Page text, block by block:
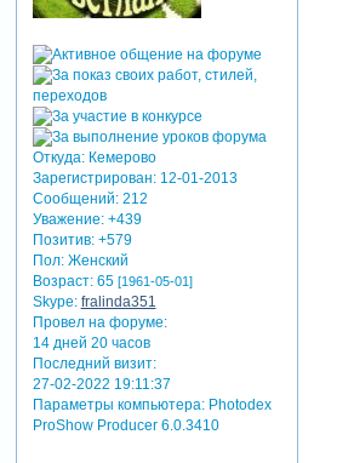
Откуда:Кемерово
Зарегистрирован: 12-01-2013
Сообщений:212
Уважение: +439
Позитив: +579
Пол:Женский
Возраст:65 [1961-05-01]
Skype: fralinda351
Провел на форуме:
14 дней 20 часов
Последний визит:
27-02-2022 19:11:37
Параметры компьютера:Photodex
ProShow Producer 6.0.3410